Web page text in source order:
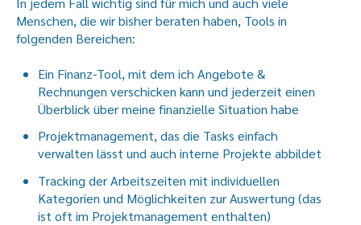
Menschen, die wir bisher beraten haben, Tools in
folgenden Bereichen:
Ein Finanz-Tool, mit dem ich Angebote &
Rechnungen verschicken kann und jederzeit einen
Überblick über meine finanzielle Situation habe
Projektmanagement, das die Tasks einfach
verwalten lässt und auch interne Projekte abbildet
Tracking der Arbeitszeiten mit individuellen
Kategorien und Möglichkeiten zur Auswertung (das
ist oft im Projektmanagement enthalten)